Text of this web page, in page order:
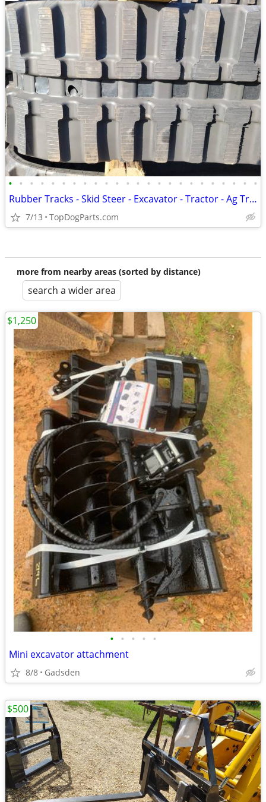
• • • • • • • • • • • • • • • • • • • • • • • •
Rubber Tracks - Skid Steer - Excavator - Tractor - Ag Track
7/13 TopDogParts.com
more from nearby areas (sorted by distance)
search a wider area
• • • • •
Mini excavator attachment
8/8 Gadsden
$1,250
$500